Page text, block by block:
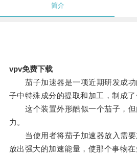
简介
vpv免费下载
茄子加速器是一项近期研发成功
子中特殊成分的提取和加工，制成了
这个装置外形酷似一个茄子，但
力。
当使用者将茄子加速器放入需要
放出强大的加速能量，使那个事物